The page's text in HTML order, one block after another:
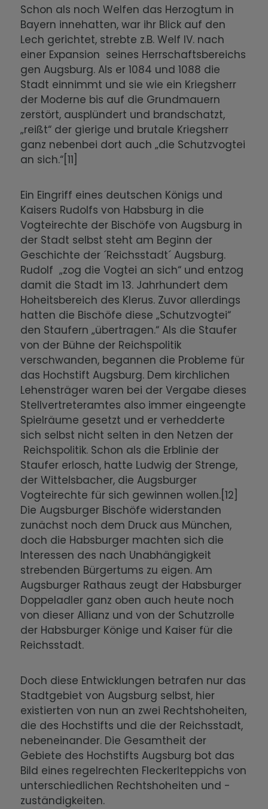
Schon als noch Welfen das Herzogtum in
Bayern innehatten, war ihr Blick auf den
Lech gerichtet, strebte z.B. Welf IV. nach
einer Expansion seines Herrschaftsbereichs
gen Augsburg. Als er 1084 und 1088 die
Stadt einnimmt und sie wie ein Kriegsherr
der Moderne bis auf die Grundmauern
zerstört, ausplündert und brandschatzt,
„reißt“ der gierige und brutale Kriegsherr
ganz nebenbei dort auch „die Schutzvogtei
an sich.“[11]
Ein Eingriff eines deutschen Königs und
Kaisers Rudolfs von Habsburg in die
Vogteirechte der Bischöfe von Augsburg in
der Stadt selbst steht am Beginn der
Geschichte der ´Reichsstadt´ Augsburg.
Rudolf „zog die Vogtei an sich“ und entzog
damit die Stadt im 13. Jahrhundert dem
Hoheitsbereich des Klerus. Zuvor allerdings
hatten die Bischöfe diese „Schutzvogtei“
den Staufern „übertragen.“ Als die Staufer
von der Bühne der Reichspolitik
verschwanden, begannen die Probleme für
das Hochstift Augsburg. Dem kirchlichen
Lehensträger waren bei der Vergabe dieses
Stellvertreteramtes also immer eingeengte
Spielräume gesetzt und er verhedderte
sich selbst nicht selten in den Netzen der
Reichspolitik. Schon als die Erblinie der
Staufer erlosch, hatte Ludwig der Strenge,
der Wittelsbacher, die Augsburger
Vogteirechte für sich gewinnen wollen.[12]
Die Augsburger Bischöfe widerstanden
zunächst noch dem Druck aus München,
doch die Habsburger machten sich die
Interessen des nach Unabhängigkeit
strebenden Bürgertums zu eigen. Am
Augsburger Rathaus zeugt der Habsburger
Doppeladler ganz oben auch heute noch
von dieser Allianz und von der Schutzrolle
der Habsburger Könige und Kaiser für die
Reichsstadt.
Doch diese Entwicklungen betrafen nur das
Stadtgebiet von Augsburg selbst, hier
existierten von nun an zwei Rechtshoheiten,
die des Hochstifts und die der Reichsstadt,
nebeneinander. Die Gesamtheit der
Gebiete des Hochstifts Augsburg bot das
Bild eines regelrechten Fleckerlteppichs von
unterschiedlichen Rechtshoheiten und -
zuständigkeiten.